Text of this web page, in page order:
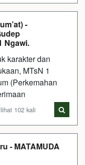
-
Ngawi.
karakter dan
MTsN 1
(Perkemahan
102 kali
- MATAMUDA